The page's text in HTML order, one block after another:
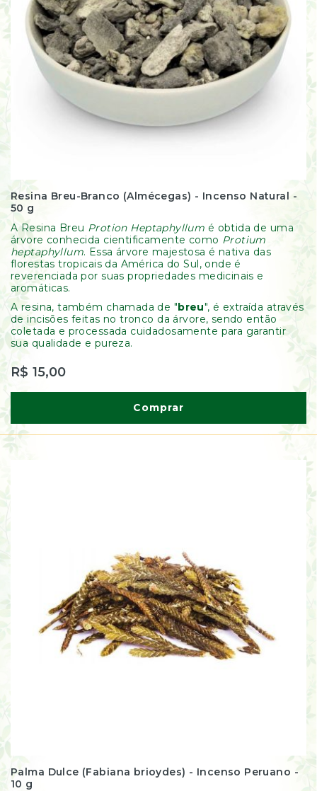
Resina Breu-Branco (Almécegas) - Incenso Natural -
50 g
A Resina Breu Protion Heptaphyllum é obtida de uma
árvore conhecida cientificamente como Protium
heptaphyllum. Essa árvore majestosa é nativa das
florestas tropicais da América do Sul, onde é
reverenciada por suas propriedades medicinais e
aromáticas.
A resina, também chamada de "breu", é extraída através
de incisões feitas no tronco da árvore, sendo então
coletada e processada cuidadosamente para garantir
sua qualidade e pureza.
R$ 15,00
Comprar
Palma Dulce (Fabiana brioydes) - Incenso Peruano -
10 g